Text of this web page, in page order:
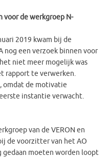
voor de werkgroep N-
2019 kwam bij de
nog een verzoek binnen voor
niet meer mogelijk was
rapport te verwerken.
omdat de motivatie
instantie verwacht.
van de VERON en
de voorzitter van het AO
gedaan moeten worden loopt